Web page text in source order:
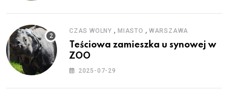
CZAS WOLNY , MIASTO , WARSZAWA
Teściowa zamieszka u synowej w
ZOO
2025-07-29